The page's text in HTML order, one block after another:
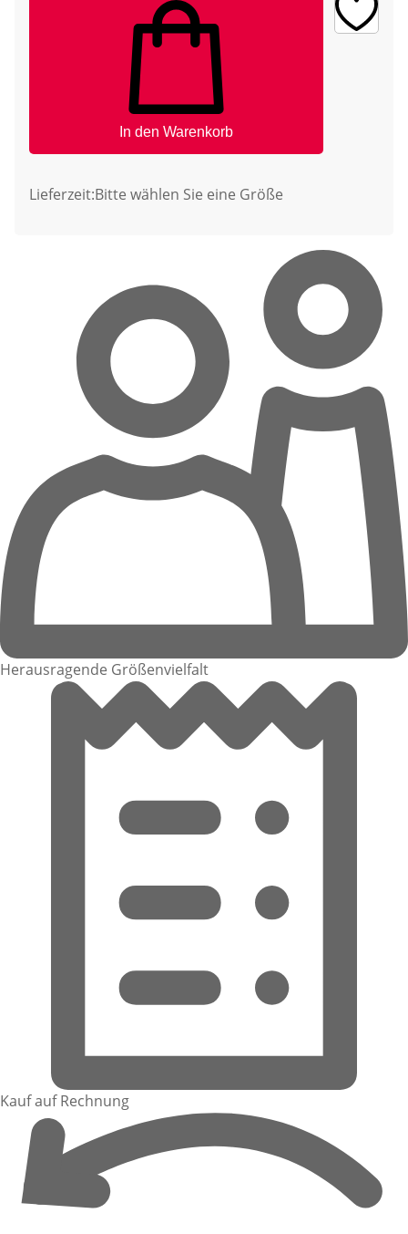
In den Warenkorb
Lieferzeit:Bitte wählen Sie eine Größe
Herausragende Größenvielfalt
Kauf auf Rechnung